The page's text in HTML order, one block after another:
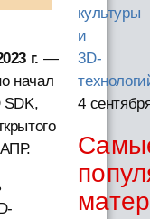
г. —
начал
SDK,
культуры
и
3D-
4